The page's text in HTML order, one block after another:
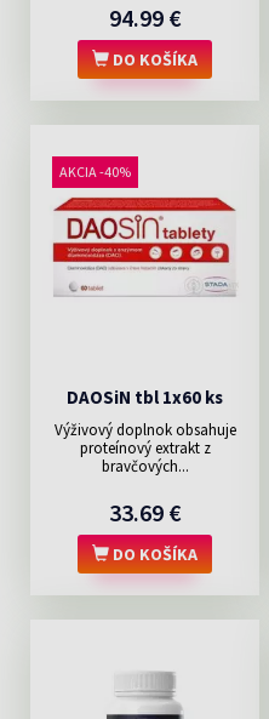
94.99 €
DO KOŠÍKA
AKCIA -40%
DAOSiN tbl 1x60 ks
Výživový doplnok obsahuje
proteínový extrakt z
bravčových...
33.69 €
DO KOŠÍKA